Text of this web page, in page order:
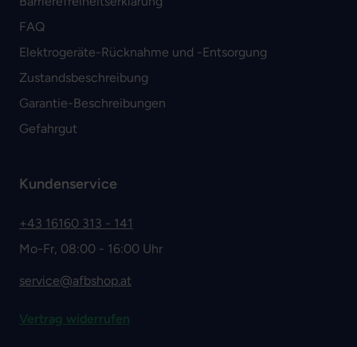
FAQ
Elektrogeräte-Rücknahme und -Entsorgung
Zustandsbeschreibung
Garantie-Beschreibungen
Gefahrgut
Kundenservice
+43 16160 313 - 141
Mo-Fr, 08:00 - 16:00 Uhr
service@afbshop.at
Vertrag widerrufen